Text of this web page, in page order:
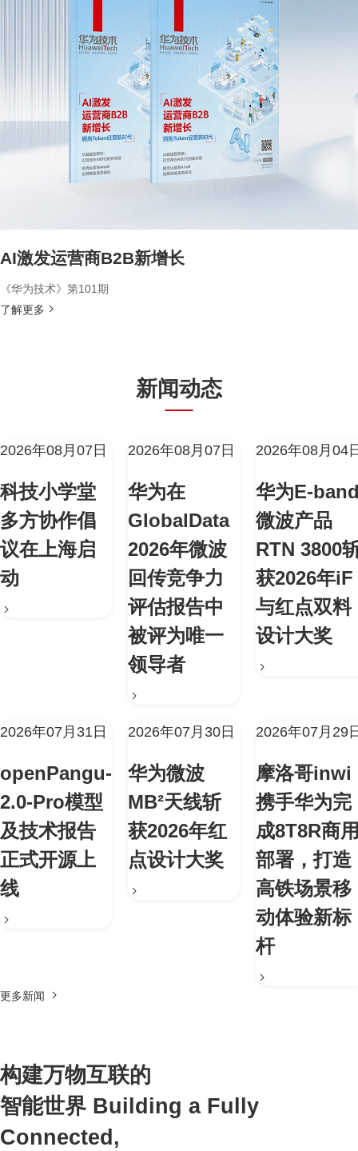
AI激发运营商B2B新增长
《华为技术》第101期
了解更多
新闻动态
2026年08月07日
科技小学堂
多方协作倡
议在上海启
动
2026年08月07日
华为在
GlobalData
2026年微波
回传竞争力
评估报告中
被评为唯一
领导者
2026年08月04
华为E-
微波产品
RTN 3800
获2026年iF
与红点双料
设计大奖
2026年07月31日
openPangu-
2.0-Pro模型
及技术报告
正式开源上
线
2026年07月30日
华为微波
MB²天线斩
获2026年红
点设计大奖
2026年07月29
摩洛哥inwi
携手华为完
成8T8R商
部署，打造
高铁场景移
动体验新标
杆
更多新闻
构建万物互联的
智能世界 Building a Fully
Connected,